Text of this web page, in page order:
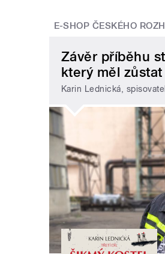
E-SHOP ČESKÉHO
Závěr příběhu
který měl
Karin Lednická,